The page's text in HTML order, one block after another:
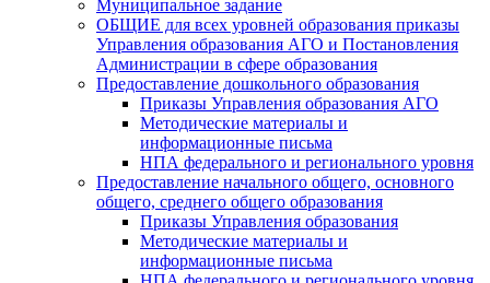
Муниципальное задание
ОБЩИЕ для всех уровней образования приказы
Управления образования АГО и Постановления
Администрации в сфере образования
Предоставление дошкольного образования
Приказы Управления образования АГО
Методические материалы и
информационные письма
НПА федерального и регионального уровня
Предоставление начального общего, основного
общего, среднего общего образования
Приказы Управления образования
Методические материалы и
информационные письма